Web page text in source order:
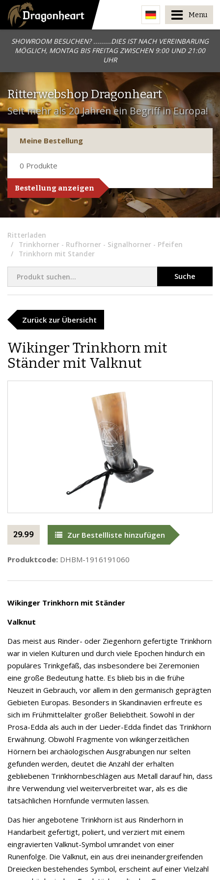
SHOWROOM BESUCHEN? .........DIES IST NACH VEREINBARUNG
MÖGLICH, MONTAG BIS FREITAG ZWISCHEN 9:00 UND 21:00
UHR
Menu
Ritterwebshop Dragonheart
Seit mehr als 20 Jahren ein Begriff in Europa!
Meine Bestellung
0 Produkte
Bestellung anzeigen
Ritterladen
Trinkhorner - Rufhorner - Signalhorner - Pfeifen
Trinkhorn mit Stander
Suche
Zurück zur Übersicht
​Wikinger Trinkhorn mit
Ständer mit Valknut
29.99 Zur Bestellliste hinzufügen
Produktcode: DHBM-1916191060
Wikinger Trinkhorn mit Ständer
Valknut
Das meist aus Rinder- oder Ziegenhorn gefertigte Trinkhorn
war in vielen Kulturen und durch viele Epochen hindurch ein
populäres Trinkgefäß, das insbesondere bei Zeremonien
eine große Bedeutung hatte. Es blieb bis in die frühe
Neuzeit in Gebrauch, vor allem in den germanisch geprägten
Gebieten Europas. Besonders in Skandinavien erfreute es
sich im Frühmittelalter großer Beliebtheit. Sowohl in der
Prosa-Edda als auch in der Lieder-Edda findet das Trinkhorn
Erwähnung. Obwohl Fragmente von wikingerzeitlichen
Hörnern bei archäologischen Ausgrabungen nur selten
gefunden werden, deutet die Anzahl der erhalten
gebliebenen Trinkhornbeschlägen aus Metall darauf hin, dass
ihre Verwendung viel weiterverbreitet war, als es die
tatsächlichen Hornfunde vermuten lassen.
Das hier angebotene Trinkhorn ist aus Rinderhorn in
Handarbeit gefertigt, poliert, und verziert mit einem
eingravierten Valknut-Symbol umrandet von einer
Runenfolge. Die Valknut, ein aus drei ineinandergreifenden
Dreiecken bestehendes Symbol, erscheint auf einer Vielzahl